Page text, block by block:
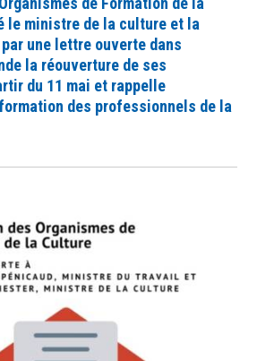
le ministre de la culture et la
une lettre ouverte dans
la réouverture de ses
du 11 mai et rappelle
des professionnels de la